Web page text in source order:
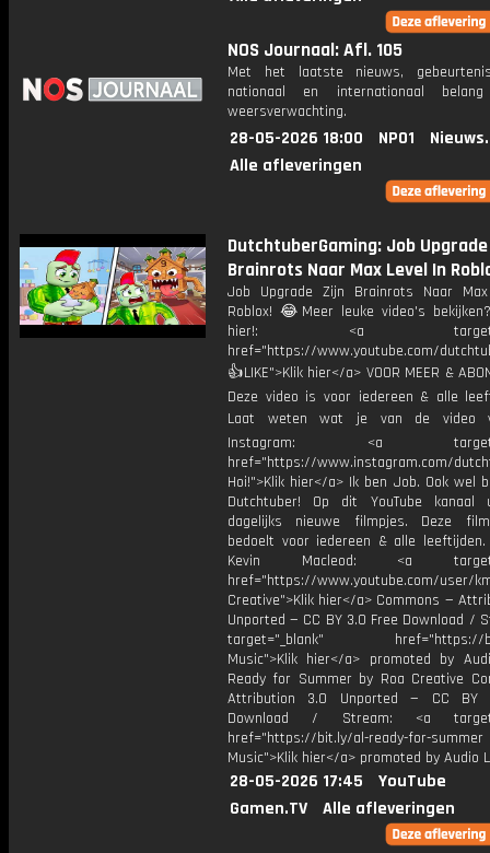
NOS Journaal: Afl. 105
Met het laatste nieuws,
nationaal en internationaal
weersverwachting.
28-05-2026 18:00 NPO1
Alle afleveringen
DutchtuberGaming: Job
Brainrots Naar Max Level In
Job Upgrade Zijn Brainrots Naar
Roblox! 😂Meer leuke video's
hier!: <a
href="https://www.youtube.com/
👍LIKE">Klik hier</a> VOOR MEER &
Deze video is voor iedereen & alle
Laat weten wat je van de video
Instagram: <a
href="https://www.instagram.com/
Hoi!">Klik hier</a> Ik ben Job. Ook wel
Dutchtuber! Op dit YouTube kanaal
dagelijks nieuwe filmpjes. Deze
bedoelt voor iedereen & alle
Kevin Macleod: <a
href="https://www.youtube.com/user/
Creative">Klik hier</a> Commons —
Unported — CC BY 3.0 Free Download /
target="_blank" href="https://
Music">Klik hier</a> promoted by
Ready for Summer by Roa Creative
Attribution 3.0 Unported — CC BY
Download / Stream: <a
href="https://bit.ly/al-ready-for-summer
Music">Klik hier</a> promoted by Audio
28-05-2026 17:45
YouTube
Gamen.TV
Alle afleveringen